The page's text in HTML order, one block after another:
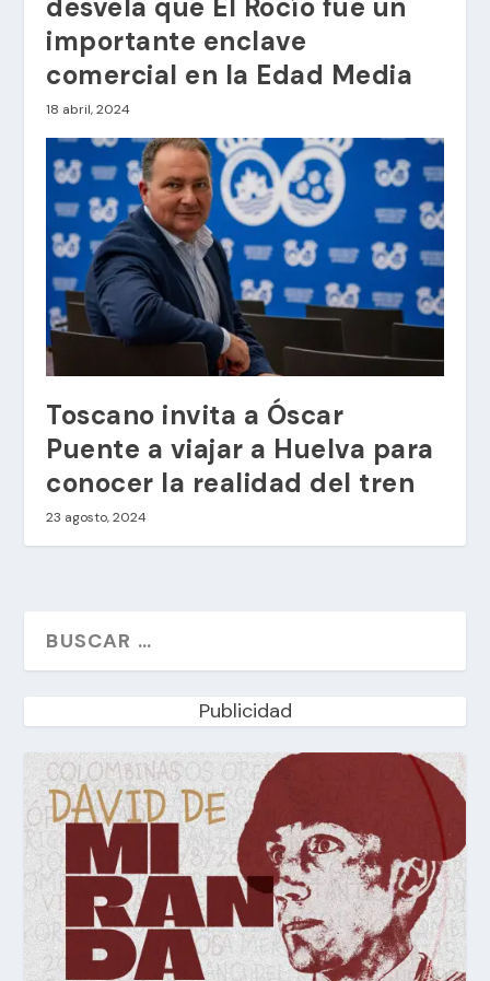
desvela que El Rocío fue un
importante enclave
comercial en la Edad Media
18 abril, 2024
Toscano invita a Óscar
Puente a viajar a Huelva para
conocer la realidad del tren
23 agosto, 2024
Publicidad